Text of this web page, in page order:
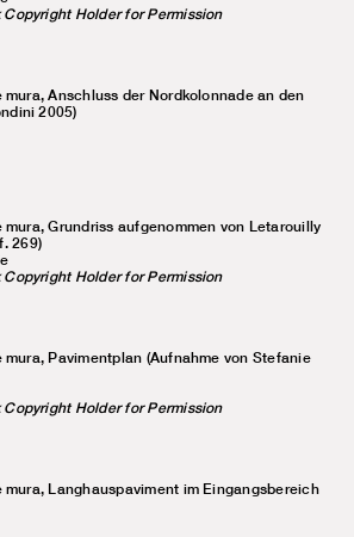
Holder for Permission
mura, Anschluss der Nordkolonnade an den
2005)
mura, Grundriss aufgenommen von Letarouilly
269)
Holder for Permission
mura, Pavimentplan (Aufnahme von Stefanie
Holder for Permission
mura, Langhauspaviment im Eingangsbereich